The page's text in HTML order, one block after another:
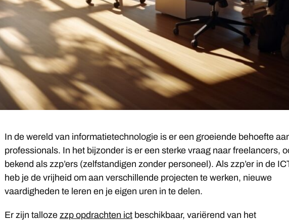
In de wereld van informatietechnologie is er een groeiende behoefte
professionals. In het bijzonder is er een sterke vraag naar freelancers,
bekend als zzp’ers (zelfstandigen zonder personeel). Als zzp’er in de
heb je de vrijheid om aan verschillende projecten te werken, nieuwe
vaardigheden te leren en je eigen uren in te delen.
Er zijn talloze zzp opdrachten ictbeschikbaar, variërend van het